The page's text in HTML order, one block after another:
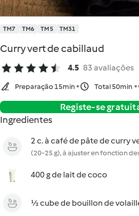
TM7 TM6 TM5 TM31
Curry vert de cabillaud
4.5 83 avaliações
Preparação 15min Total 50min
Registe-se
Ingredientes
2 c. à café de pâte de curry
(20-25 g), à ajuster en fonction
400 g de lait de coco
½ cube de bouillon de